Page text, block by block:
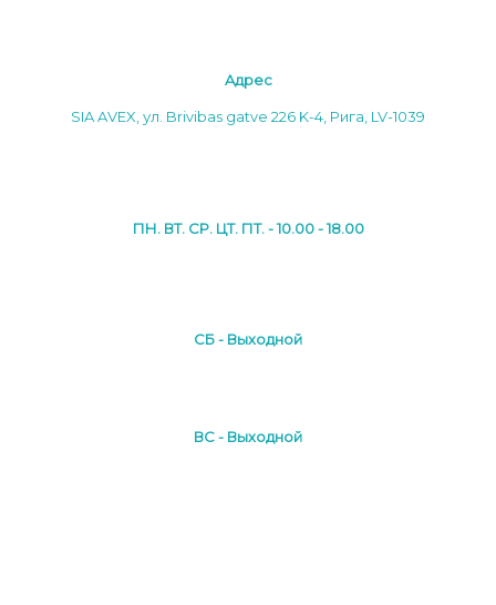
Aдреc
SIA AVEX, ул. Brivibas gatve 226 K-4, Рига, LV-1039
ПН. ВТ. СР. ЦТ. ПТ. - 10.00 - 18.00
СБ - Выходной
ВС - Выходной